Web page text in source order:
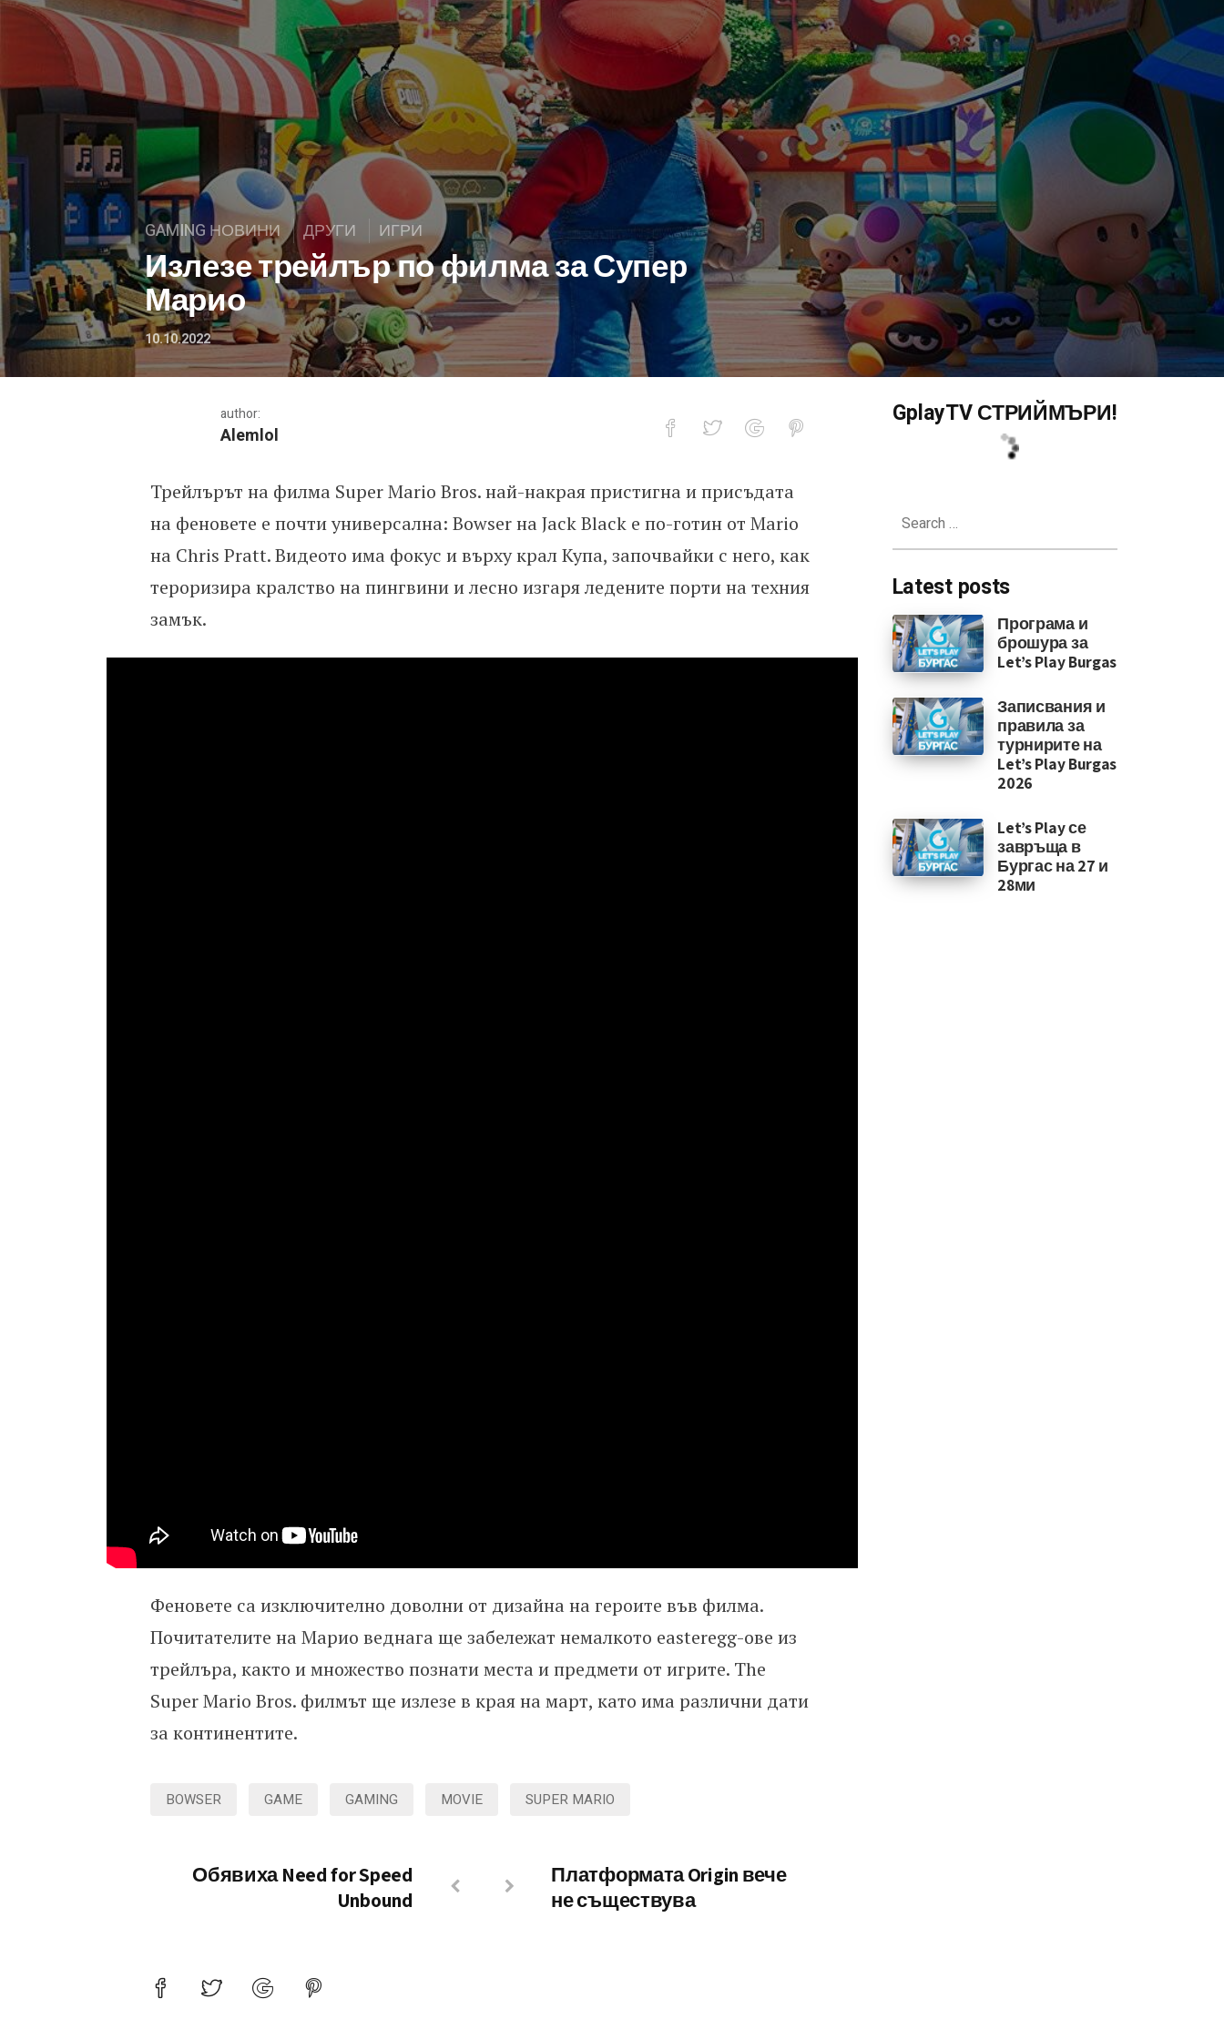
GAMING НОВИНИ ДРУГИ ИГРИ
Излезе трейлър по филма за Супер
Марио
10.10.2022
author:
Alemlol
Излезе трейлър по филма за Супер Марио
Трейлърът на филма Super Mario Bros. най-накрая пристигна и присъдата
на феновете е почти универсална: Bowser на Jack Black е по-готин от Mario
на Chris Pratt. Видеото има фокус и върху крал Купа, започвайки с него, как
тероризира кралство на пингвини и лесно изгаря ледените порти на техния
замък.
Феновете са изключително доволни от дизайна на героите във филма.
Почитателите на Марио веднага ще забележат немалкото easteregg-ове из
трейлъра, както и множество познати места и предмети от игрите. The
Super Mario Bros. филмът ще излезе в края на март, като има различни дати
за континентите.
BOWSER GAME GAMING MOVIE SUPER MARIO
Обявиха Need for Speed
Unbound
Платформата Origin вече
не съществува
GplayTV СТРИЙМЪРИ!
for:
Latest posts
Програма и
брошура за
Let’s Play Burgas
Записвания и
правила за
турнирите на
Let’s Play Burgas
2026
Let’s Play се
завръща в
Бургас на 27 и
28ми